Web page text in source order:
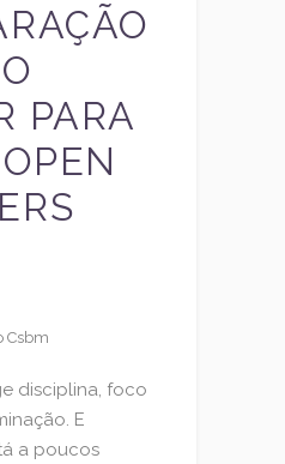
PARA
Csbm
disciplina, foco
E
a poucos